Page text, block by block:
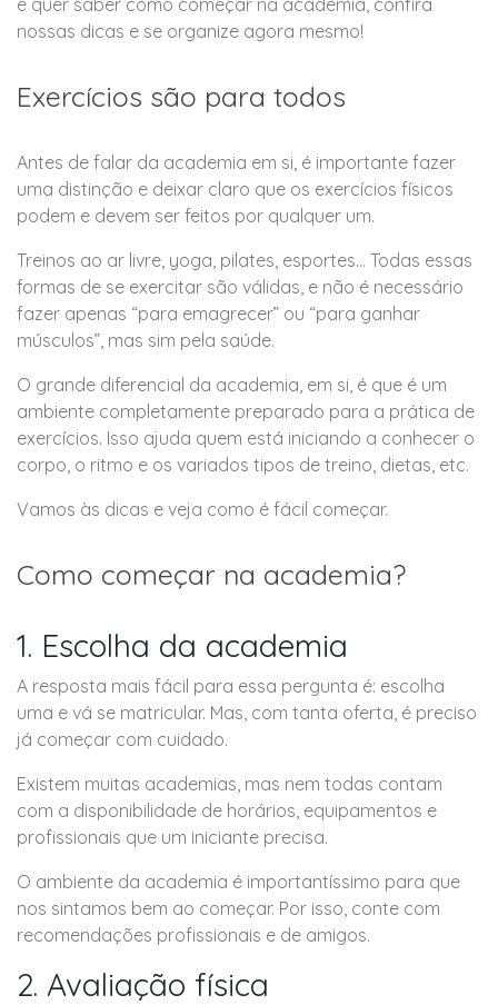
nossas dicas e se organize agora mesmo!
Exercícios são para todos
Antes de falar da academia em si, é importante fazer
uma distinção e deixar claro que os exercícios físicos
podem e devem ser feitos por qualquer um.
Treinos ao ar livre, yoga, pilates, esportes… Todas essas
formas de se exercitar são válidas, e não é necessário
fazer apenas “para emagrecer” ou “para ganhar
músculos”, mas sim pela saúde.
O grande diferencial da academia, em si, é que é um
ambiente completamente preparado para a prática de
exercícios. Isso ajuda quem está iniciando a conhecer o
corpo, o ritmo e os variados tipos de treino, dietas, etc.
Vamos às dicas e veja como é fácil começar.
Como começar na academia?
1. Escolha da academia
A resposta mais fácil para essa pergunta é: escolha
uma e vá se matricular. Mas, com tanta oferta, é preciso
já começar com cuidado.
Existem muitas academias, mas nem todas contam
com a disponibilidade de horários, equipamentos e
profissionais que um iniciante precisa.
O ambiente da academia é importantíssimo para que
nos sintamos bem ao começar. Por isso, conte com
recomendações profissionais e de amigos.
2. Avaliação física